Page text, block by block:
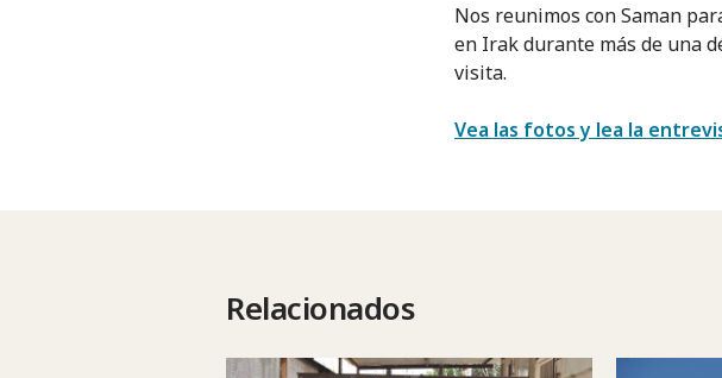
Nos reunimos con Saman
en Irak durante más de una
visita.
Vea las fotos y lea la
Relacionados